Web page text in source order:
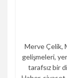
Merve Çelik,
gelişmeleri,
tarafsız bir